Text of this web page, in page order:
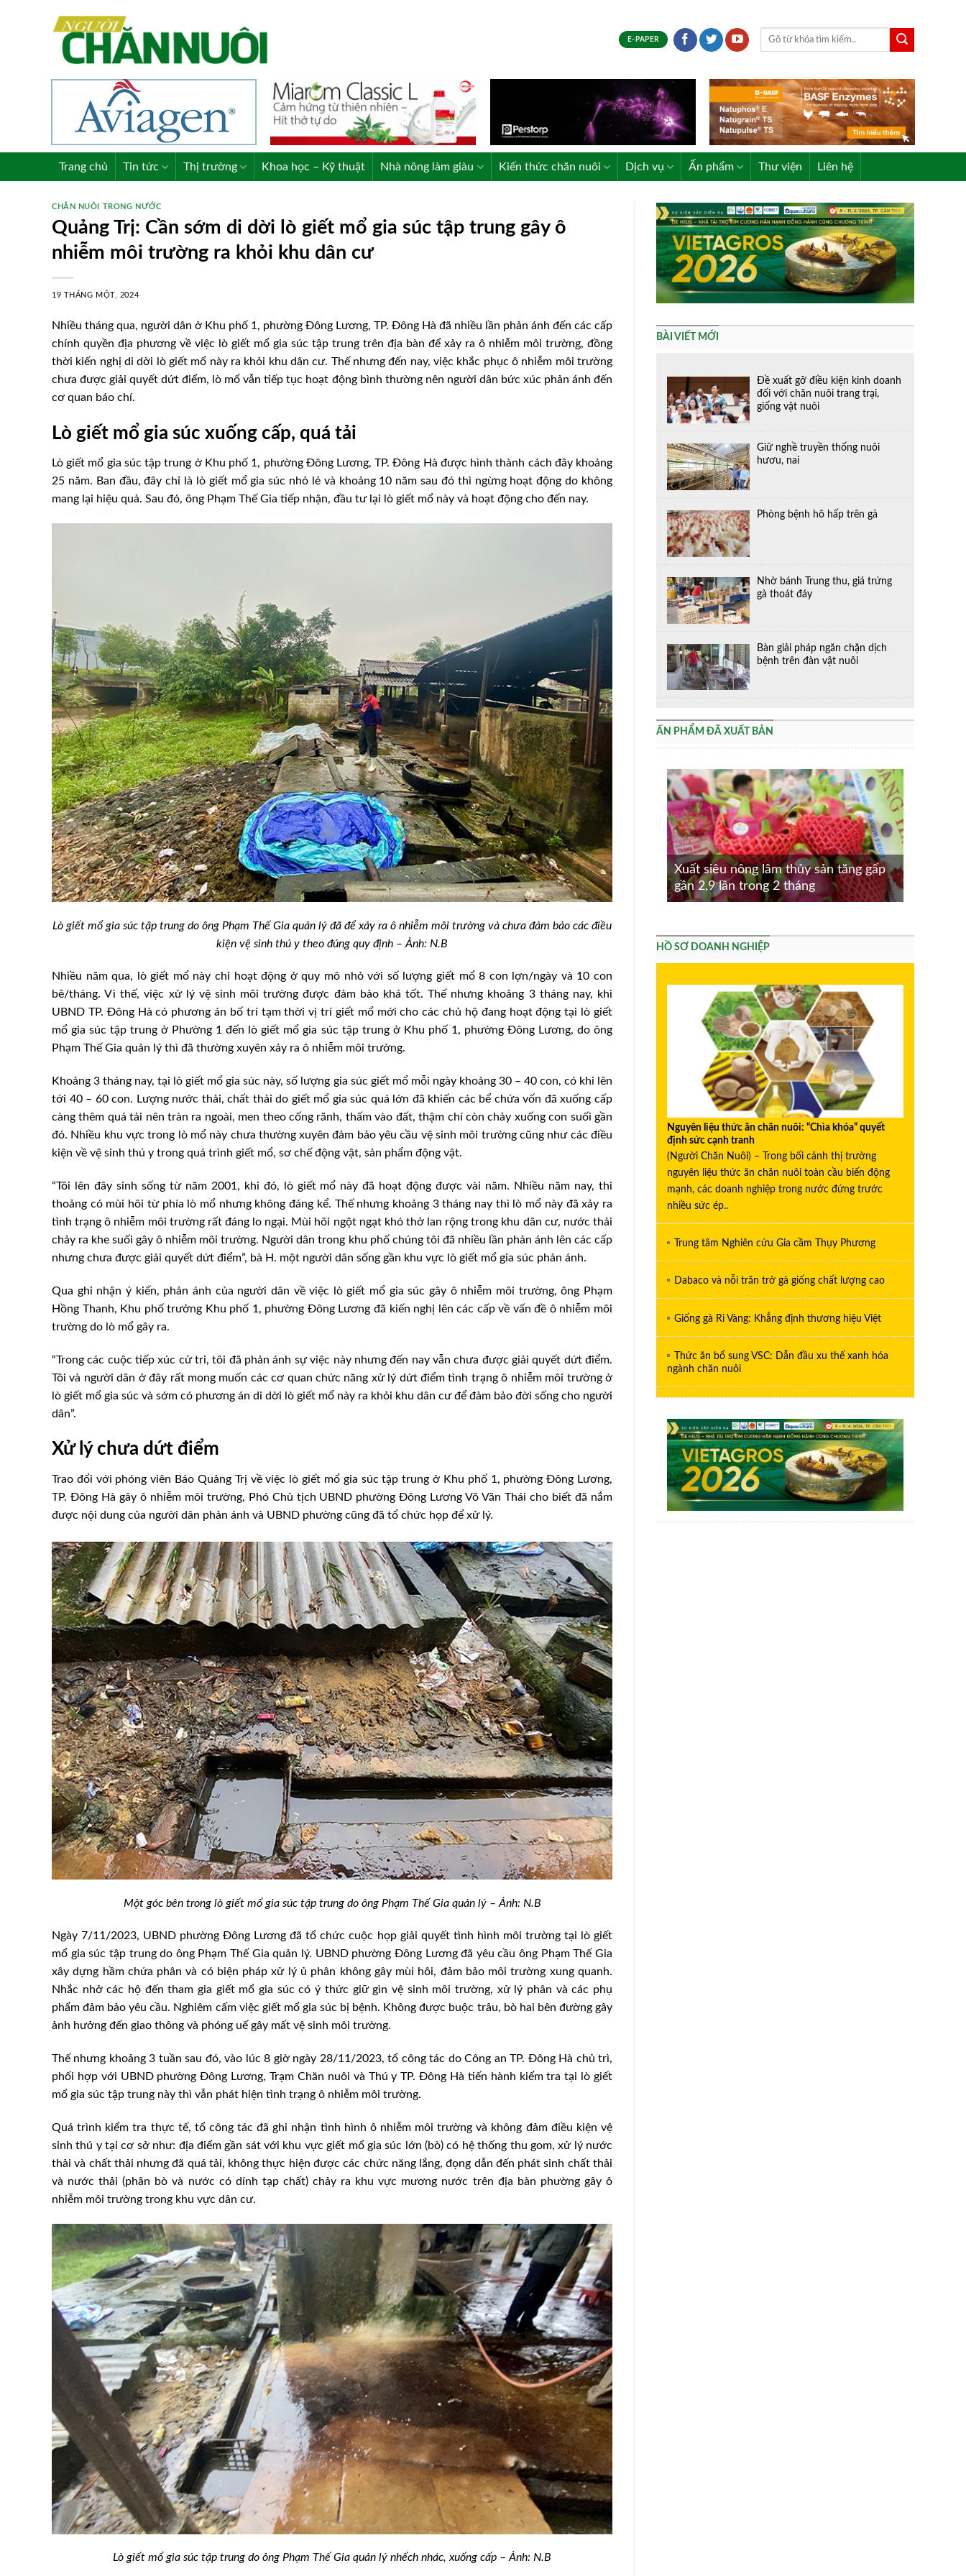
E-PAPER
Trang chủ Tin tức Thị trường Khoa học – Kỹ thuật Nhà nông làm giàu Kiến thức chăn nuôi Dịch vụ Ấn phẩm Thư viện Liên hệ
CHĂN NUÔI TRONG NƯỚC
Quảng Trị: Cần sớm di dời lò giết mổ gia súc tập trung gây ô
nhiễm môi trường ra khỏi khu dân cư
19 THÁNG MỘT, 2024
Nhiều tháng qua, người dân ở Khu phố 1, phường Đông Lương, TP. Đông Hà đã nhiều lần phản ánh đến các cấp
chính quyền địa phương về việc lò giết mổ gia súc tập trung trên địa bàn để xảy ra ô nhiễm môi trường, đồng
thời kiến nghị di dời lò giết mổ này ra khỏi khu dân cư. Thế nhưng đến nay, việc khắc phục ô nhiễm môi trường
chưa được giải quyết dứt điểm, lò mổ vẫn tiếp tục hoạt động bình thường nên người dân bức xúc phản ánh đến
cơ quan báo chí.
Lò giết mổ gia súc xuống cấp, quá tải
Lò giết mổ gia súc tập trung ở Khu phố 1, phường Đông Lương, TP. Đông Hà được hình thành cách đây khoảng
25 năm. Ban đầu, đây chỉ là lò giết mổ gia súc nhỏ lẻ và khoảng 10 năm sau đó thì ngừng hoạt động do không
mang lại hiệu quả. Sau đó, ông Phạm Thế Gia tiếp nhận, đầu tư lại lò giết mổ này và hoạt động cho đến nay.
Lò giết mổ gia súc tập trung do ông Phạm Thế Gia quản lý đã để xảy ra ô nhiễm môi trường và chưa đảm bảo các điều
kiện vệ sinh thú y theo đúng quy định – Ảnh: N.B
Nhiều năm qua, lò giết mổ này chỉ hoạt động ở quy mô nhỏ với số lượng giết mổ 8 con lợn/ngày và 10 con
bê/tháng. Vì thế, việc xử lý vệ sinh môi trường được đảm bảo khá tốt. Thế nhưng khoảng 3 tháng nay, khi
UBND TP. Đông Hà có phương án bố trí tạm thời vị trí giết mổ mới cho các chủ hộ đang hoạt động tại lò giết
mổ gia súc tập trung ở Phường 1 đến lò giết mổ gia súc tập trung ở Khu phố 1, phường Đông Lương, do ông
Phạm Thế Gia quản lý thì đã thường xuyên xảy ra ô nhiễm môi trường.
Khoảng 3 tháng nay, tại lò giết mổ gia súc này, số lượng gia súc giết mổ mỗi ngày khoảng 30 – 40 con, có khi lên
tới 40 – 60 con. Lượng nước thải, chất thải do giết mổ gia súc quá lớn đã khiến các bể chứa vốn đã xuống cấp
càng thêm quá tải nên tràn ra ngoài, men theo cống rãnh, thấm vào đất, thậm chí còn chảy xuống con suối gần
đó. Nhiều khu vực trong lò mổ này chưa thường xuyên đảm bảo yêu cầu vệ sinh môi trường cũng như các điều
kiện về vệ sinh thú y trong quá trình giết mổ, sơ chế động vật, sản phẩm động vật.
“Tôi lên đây sinh sống từ năm 2001, khi đó, lò giết mổ này đã hoạt động được vài năm. Nhiều năm nay, thi
thoảng có mùi hôi từ phía lò mổ nhưng không đáng kể. Thế nhưng khoảng 3 tháng nay thì lò mổ này đã xảy ra
tình trạng ô nhiễm môi trường rất đáng lo ngại. Mùi hôi ngột ngạt khó thở lan rộng trong khu dân cư, nước thải
chảy ra khe suối gây ô nhiễm môi trường. Người dân trong khu phố chúng tôi đã nhiều lần phản ánh lên các cấp
nhưng chưa được giải quyết dứt điểm”, bà H. một người dân sống gần khu vực lò giết mổ gia súc phản ánh.
Qua ghi nhận ý kiến, phản ánh của người dân về việc lò giết mổ gia súc gây ô nhiễm môi trường, ông Phạm
Hồng Thanh, Khu phố trưởng Khu phố 1, phường Đông Lương đã kiến nghị lên các cấp về vấn đề ô nhiễm môi
trường do lò mổ gây ra.
“Trong các cuộc tiếp xúc cử tri, tôi đã phản ánh sự việc này nhưng đến nay vẫn chưa được giải quyết dứt điểm.
Tôi và người dân ở đây rất mong muốn các cơ quan chức năng xử lý dứt điểm tình trạng ô nhiễm môi trường ở
lò giết mổ gia súc và sớm có phương án di dời lò giết mổ này ra khỏi khu dân cư để đảm bảo đời sống cho người
dân”.
Xử lý chưa dứt điểm
Trao đổi với phóng viên Báo Quảng Trị về việc lò giết mổ gia súc tập trung ở Khu phố 1, phường Đông Lương,
TP. Đông Hà gây ô nhiễm môi trường, Phó Chủ tịch UBND phường Đông Lương Võ Văn Thái cho biết đã nắm
được nội dung của người dân phản ánh và UBND phường cũng đã tổ chức họp để xử lý.
Một góc bên trong lò giết mổ gia súc tập trung do ông Phạm Thế Gia quản lý – Ảnh: N.B
Ngày 7/11/2023, UBND phường Đông Lương đã tổ chức cuộc họp giải quyết tình hình môi trường tại lò giết
mổ gia súc tập trung do ông Phạm Thế Gia quản lý. UBND phường Đông Lương đã yêu cầu ông Phạm Thế Gia
xây dựng hầm chứa phân và có biện pháp xử lý ủ phân không gây mùi hôi, đảm bảo môi trường xung quanh.
Nhắc nhở các hộ đến tham gia giết mổ gia súc có ý thức giữ gìn vệ sinh môi trường, xử lý phân và các phụ
phẩm đảm bảo yêu cầu. Nghiêm cấm việc giết mổ gia súc bị bệnh. Không được buộc trâu, bò hai bên đường gây
ảnh hưởng đến giao thông và phóng uế gây mất vệ sinh môi trường.
Thế nhưng khoảng 3 tuần sau đó, vào lúc 8 giờ ngày 28/11/2023, tổ công tác do Công an TP. Đông Hà chủ trì,
phối hợp với UBND phường Đông Lương, Trạm Chăn nuôi và Thú y TP. Đông Hà tiến hành kiểm tra tại lò giết
mổ gia súc tập trung này thì vẫn phát hiện tình trạng ô nhiễm môi trường.
Quá trình kiểm tra thực tế, tổ công tác đã ghi nhận tình hình ô nhiễm môi trường và không đảm điều kiện vệ
sinh thú y tại cơ sở như: địa điểm gần sát với khu vực giết mổ gia súc lớn (bò) có hệ thống thu gom, xử lý nước
thải và chất thải nhưng đã quá tải, không thực hiện được các chức năng lắng, đọng dẫn đến phát sinh chất thải
và nước thải (phân bò và nước có dính tạp chất) chảy ra khu vực mương nước trên địa bàn phường gây ô
nhiễm môi trường trong khu vực dân cư.
Lò giết mổ gia súc tập trung do ông Phạm Thế Gia quản lý nhếch nhác, xuống cấp – Ảnh: N.B
BÀI VIẾT MỚI
Đề xuất gỡ điều kiện kinh doanh
đối với chăn nuôi trang trại,
giống vật nuôi
Giữ nghề truyền thống nuôi
hươu, nai
Phòng bệnh hô hấp trên gà
Nhờ bánh Trung thu, giá trứng
gà thoát đáy
Bàn giải pháp ngăn chặn dịch
bệnh trên đàn vật nuôi
ẤN PHẨM ĐÃ XUẤT BẢN
Xuất siêu nông lâm thủy sản tăng gấp
gần 2,9 lần trong 2 tháng
Đắk Nông: Chủ động phòng, chống
dịch bệnh trên vật nuôi
Phú Yên: Đảm bảo an toàn đàn vật
nuôi
HỒ SƠ DOANH NGHIỆP
Nguyên liệu thức ăn chăn nuôi: “Chìa khóa” quyết
định sức cạnh tranh
(Người Chăn Nuôi) – Trong bối cảnh thị trường
nguyên liệu thức ăn chăn nuôi toàn cầu biến động
mạnh, các doanh nghiệp trong nước đứng trước
nhiều sức ép..
Trung tâm Nghiên cứu Gia cầm Thụy Phương
Dabaco và nỗi trăn trở gà giống chất lượng cao
Giống gà Ri Vàng: Khẳng định thương hiệu Việt
Thức ăn bổ sung VSC: Dẫn đầu xu thế xanh hóa
ngành chăn nuôi